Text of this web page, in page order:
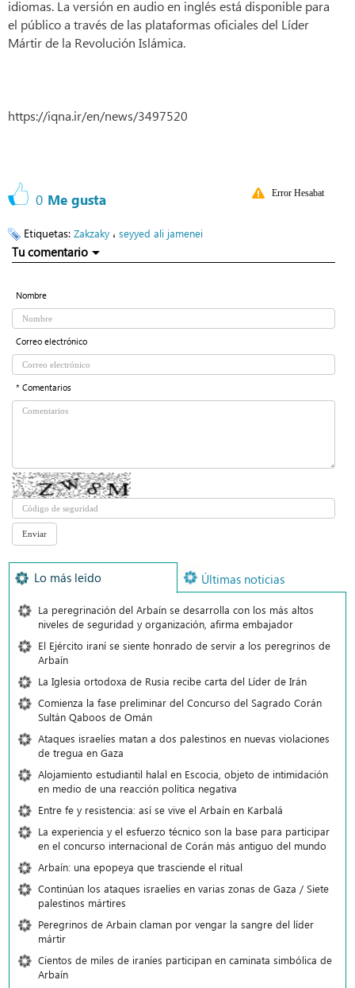
idiomas. La versión en audio en inglés está disponible para
el público a través de las plataformas oficiales del Líder
Mártir de la Revolución Islámica.
https://iqna.ir/en/news/3497520
0 Me gusta Error Hesabat
Etiquetas: Zakzaky ، seyyed ali jamenei
Tu comentario
Nombre
Correo electrónico
* Comentarios
Lo más leído Últimas noticias
La peregrinación del Arbaín se desarrolla con los más altos
niveles de seguridad y organización, afirma embajador
El Ejército iraní se siente honrado de servir a los peregrinos de
Arbaín
La Iglesia ortodoxa de Rusia recibe carta del Líder de Irán
Comienza la fase preliminar del Concurso del Sagrado Corán
Sultán Qaboos de Omán
Ataques israelíes matan a dos palestinos en nuevas violaciones
de tregua en Gaza
Alojamiento estudiantil halal en Escocia, objeto de intimidación
en medio de una reacción política negativa
Entre fe y resistencia: así se vive el Arbaín en Karbalá
La experiencia y el esfuerzo técnico son la base para participar
en el concurso internacional de Corán más antiguo del mundo
Arbaín: una epopeya que trasciende el ritual
Continúan los ataques israelíes en varias zonas de Gaza / Siete
palestinos mártires
Peregrinos de Arbain claman por vengar la sangre del líder
mártir
Cientos de miles de iraníes participan en caminata simbólica de
Arbaín